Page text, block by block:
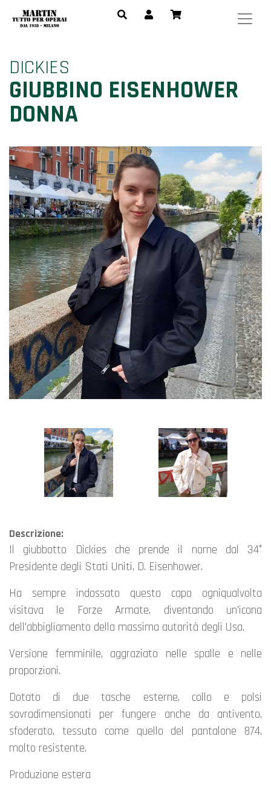
DICKIES
GIUBBINO EISENHOWER
DONNA
Descrizione:
Il giubbotto Dickies che prende il nome dal 34°
Presidente degli Stati Uniti, D. Eisenhower.
Ha sempre indossato questo capo ogniqualvolta
visitava le Forze Armate, diventando un'icona
dell'abbigliamento della massima autorità degli Usa.
Versione femminile, aggraziato nelle spalle e nelle
proporzioni.
Dotato di due tasche esterne, collo e polsi
sovradimensionati per fungere anche da antivento,
sfoderato, tessuto come quello del pantalone 874,
molto resistente.
Produzione estera